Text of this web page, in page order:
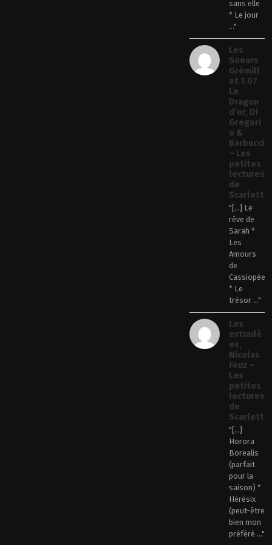
sans elle
* Le jour
..."
Les
Soeurs
Grémill
et T.07
Le
Dragon
d’or, Di
Gregori
o &
Barbucci
– Les
petites
lectures
de
Scarlett
"[…] Le
rêve de
Sarah *
Les
Amours
de
Cassiopée
* Le
trésor ..."
Les
extradé
es,
Nicolas
Feuz –
Les
petites
lectures
de
Scarlett
"[…]
Horora
Borealis
(parfait
pour la
saison) *
Hérésix
(peut-être
bien mon
préféré ..."